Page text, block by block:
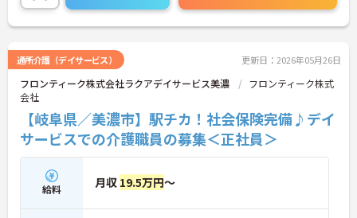
通所介護（デイサービス） 更新日：2026年05月26日
フロンティーク株式会社ラクアデイサービス美濃
フロンティーク株式
会社
【岐阜県／美濃市】駅チカ！社会保険完備♪デイ
サービスでの介護職員の募集＜正社員＞
給料 月収 19.5万円～